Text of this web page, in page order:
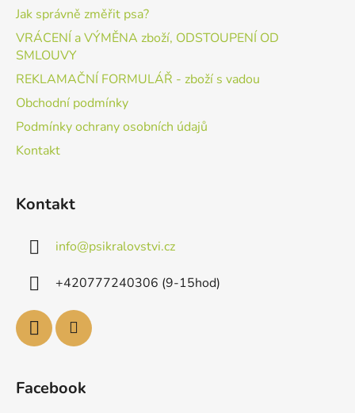
Jak správně změřit psa?
VRÁCENÍ a VÝMĚNA zboží, ODSTOUPENÍ OD
SMLOUVY
REKLAMAČNÍ FORMULÁŘ - zboží s vadou
Obchodní podmínky
Podmínky ochrany osobních údajů
Kontakt
Kontakt
info@psikralovstvi.cz
+420777240306 (9-15hod)
Facebook